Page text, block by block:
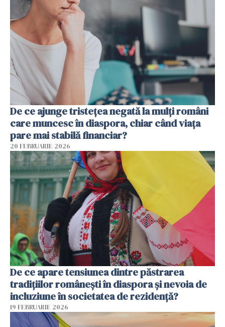
De ce ajunge tristețea negată la mulți români
care muncesc în diaspora, chiar când viața
pare mai stabilă financiar?
20 FEBRUARIE 2026
De ce apare tensiunea dintre păstrarea
tradițiilor românești în diaspora și nevoia de
incluziune în societatea de rezidență?
19 FEBRUARIE 2026